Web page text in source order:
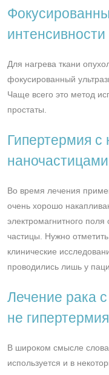
интенсивности
Для нагрева ткани
фокусированный
Чаще всего это метод
простаты.
Гипертермия
наночастицами
Во время лечения
очень хорошо
электромагнитного
частицы. Нужно
клинические
проводились лишь у
Лечение рака
не гипертермия
В широком смысле
используется и в